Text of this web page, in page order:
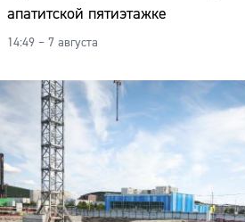
апатитской пятиэтажке
14:49 – 7 августа